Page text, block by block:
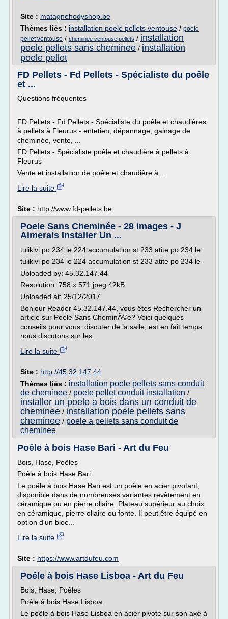
Site : matagnehodyshop.be
Thèmes liés : installation poele pellets ventouse / poele
pellet ventouse / cheminee ventouse pellets / installation
poele pellets sans cheminee / installation
poele pellet
FD Pellets - Fd Pellets - Spécialiste du poêle
et ...
Questions fréquentes
FD Pellets - Fd Pellets - Spécialiste du poêle et chaudières
à pellets à Fleurus - entetien, dépannage, gainage de
cheminée, vente, ...
FD Pellets - Spécialiste poêle et chaudière à pellets à
Fleurus
Vente et installation de poêle et chaudière à...
Lire la suite
Site : http://www.fd-pellets.be
Poele Sans Cheminée - 28 images - J
Aimerais Installer Un ...
tulikivi po 234 le 224 accumulation st 233 atite po 234 le
tulikivi po 234 le 224 accumulation st 233 atite po 234 le
Uploaded by: 45.32.147.44
Resolution: 758 x 571 jpeg 42kB
Uploaded at: 25/12/2017
Bonjour Reader 45.32.147.44, vous êtes Rechercher un
article sur Poele Sans CheminÃ©e? Voici quelques
conseils pour vous: discuter de la salle, est en fait temps
nous discutons sur les...
Lire la suite
Site : http://45.32.147.44
Thèmes liés : installation poele pellets sans conduit
de cheminee / poele pellet conduit installation /
installer un poele a bois dans un conduit de
cheminee / installation poele pellets sans
cheminee / poele a pellets sans conduit de
cheminee
Poêle à bois Hase Bari - Art du Feu
Bois, Hase, Poêles
Poêle à bois Hase Bari
Le poêle à bois Hase Bari est un poêle en acier pivotant,
disponible dans de nombreuses variantes revêtement en
céramique ou en pierre ollaire. Plateau supérieur au choix
en céramique, pierre ollaire ou fonte. Il peut être équipé en
option d'un bloc...
Lire la suite
Site : https://www.artdufeu.com
Poêle à bois Hase Lisboa - Art du Feu
Bois, Hase, Poêles
Poêle à bois Hase Lisboa
Le poêle à bois Hase Lisboa en acier pivote sur son axe à